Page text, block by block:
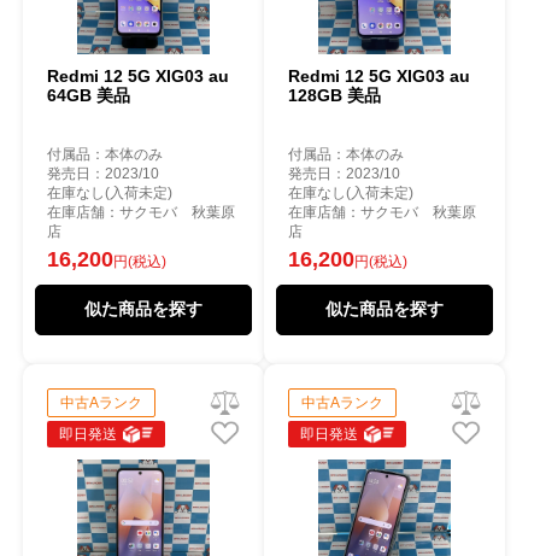
Redmi 12 5G XIG03 au
64GB 美品
付属品：本体のみ
発売日：2023/10
在庫なし(入荷未定)
在庫店舗：サクモバ 秋葉原
店
16,200円(税込)
似た商品を探す
Redmi 12 5G XIG03 au
128GB 美品
付属品：本体のみ
発売日：2023/10
在庫なし(入荷未定)
在庫店舗：サクモバ 秋葉原
店
16,200円(税込)
似た商品を探す
中古Aランク
即日発送
中古Aランク
即日発送